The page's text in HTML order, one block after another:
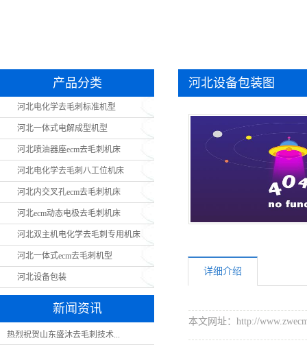
河
产品分类
河北电化学去毛刺标准机型
河北一体式电解成型机型
河北喷油器座ecm去毛刺机床
河北电化学去毛刺八工位机床
河北内交叉孔ecm去毛刺机床
河北ecm动态电极去毛刺机床
河北双主机电化学去毛刺专用机床
河北一体式ecm去毛刺机型
河北设备包装
新闻资讯
热烈祝贺山东盛沐去毛刺技术...
河北设备包装图
详细介绍
本文网址：http://